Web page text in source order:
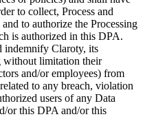
to collect, Process and
to authorize the Processing
is authorized in this DPA.
indemnify Claroty, its
without limitation their
and/or employees) from
to any breach, violation
users of any Data
or this DPA and/or this